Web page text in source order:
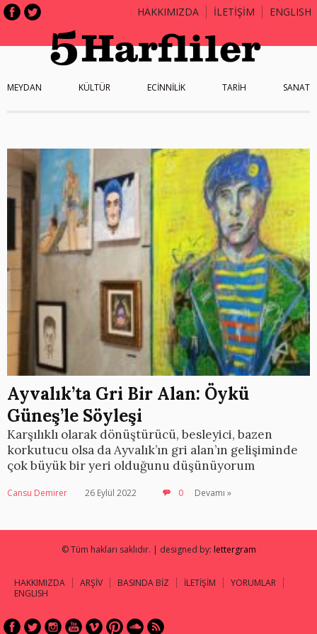
HAKKIMIZDA İLETİŞİM ENGLISH
MEYDAN KÜLTÜR ECİNNİLİK TARİH SANAT
Ayvalık’ta Gri Bir Alan: Öykü
Güneş’le Söyleşi
Karşılıklı olarak dönüştürücü, besleyici, bazen
korkutucu olsa da Ayvalık’ın gri alan’ın gelişiminde
çok büyük bir yeri olduğunu düşünüyorum
Cansu Demirer 26 Eylül 2022 0 Devamı »
© Tüm hakları saklıdır. | designed by: lettergram
HAKKIMIZDA ARŞİV BASINDA BİZ İLETİŞİM
YORUMLAR
ENGLISH